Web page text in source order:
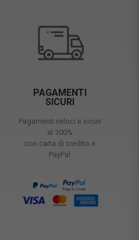
PAGAMENTI
SICURI
Pagamenti veloci e sicuri
al 100%
con carta di credito e
PayPal